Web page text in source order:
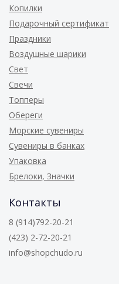
Копилки
Подарочный сертификат
Праздники
Воздушные шарики
Свет
Свечи
Топперы
Обереги
Морские сувениры
Сувениры в банках
Упаковка
Брелоки, Значки
Контакты
8 (914)792-20-21
(423) 2-72-20-21
info@shopchudo.ru